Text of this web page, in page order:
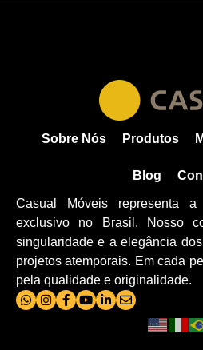
Sobre Nós Produtos
Blog
Casual Móveis representa
exclusivo no Brasil. Nosso
singularidade e a elegância
projetos atemporais. Em cada
pela qualidade e originalidade.